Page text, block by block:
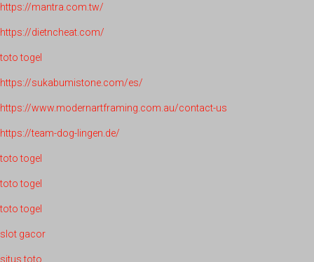
https://mantra.com.tw/
https://dietncheat.com/
toto togel
https://sukabumistone.com/es/
https://www.modernartframing.com.au/contact-us
https://team-dog-lingen.de/
toto togel
toto togel
toto togel
slot gacor
situs toto